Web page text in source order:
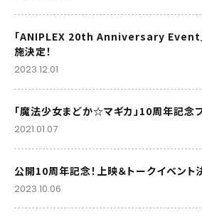
「ANIPLEX 20th Anniversary Event」
施決定！
2023.12.01
「魔法少女まどか☆マギカ」10周年記念プ
2021.01.07
公開10周年記念！上映＆トークイベン
2023.10.06